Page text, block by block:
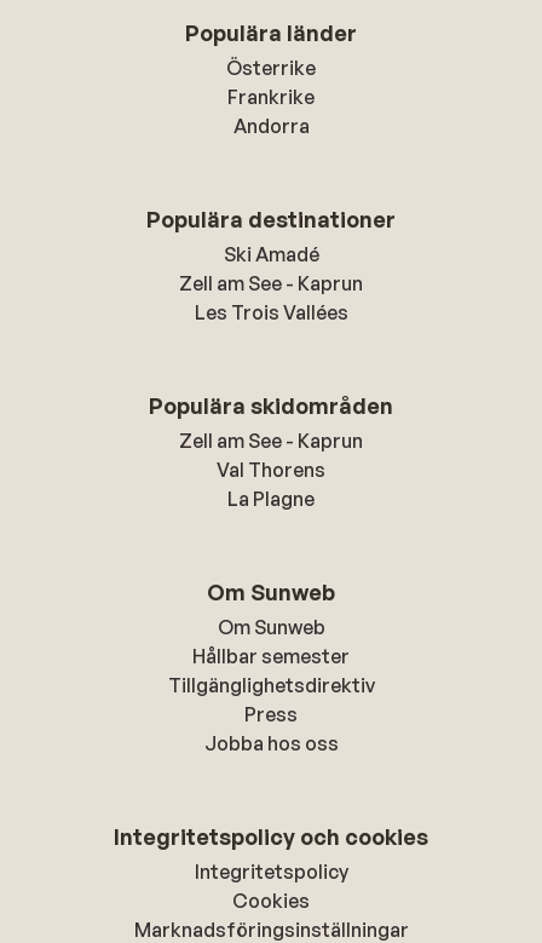
Populära länder
Österrike
Frankrike
Andorra
Populära destinationer
Ski Amadé
Zell am See - Kaprun
Les Trois Vallées
Populära skidområden
Zell am See - Kaprun
Val Thorens
La Plagne
Om Sunweb
Om Sunweb
Hållbar semester
Tillgänglighetsdirektiv
Press
Jobba hos oss
Integritetspolicy och cookies
Integritetspolicy
Cookies
Marknadsföringsinställningar